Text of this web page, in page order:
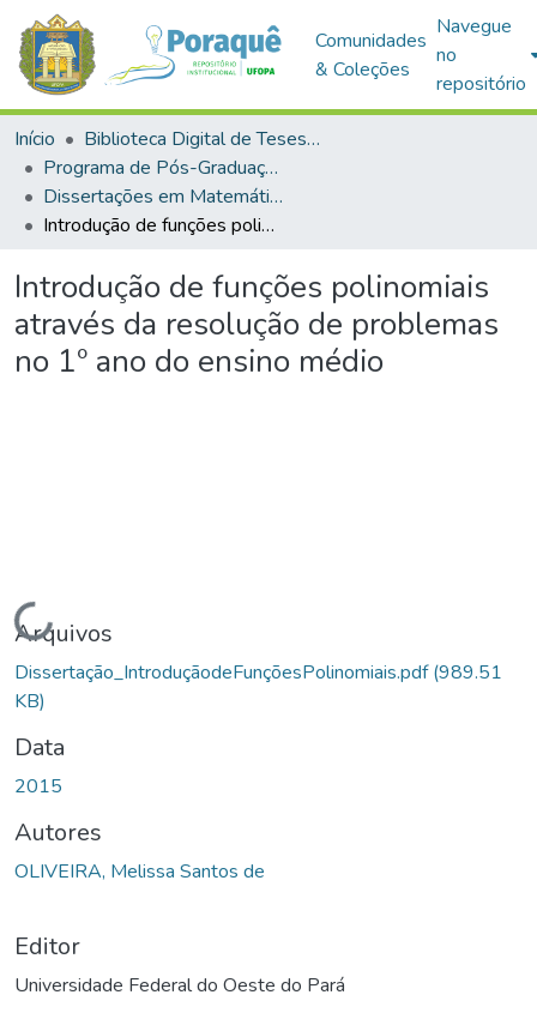
Comunidades
& Coleções
Navegue
no
repositório
Início
Biblioteca Digital de Teses e Dissertações (BDTD)
Programa de Pós-Graduação em Mestrado Profissional em Matemática em Rede Nacional (PROFMAT)
Dissertações em Matemática em Rede Nacional (Mestrado Profissional)
Introdução de funções polinomiais através da resolução de problemas no 1º ano do ensino médio
Introdução de funções polinomiais
através da resolução de problemas
no 1º ano do ensino médio
Carregando...
Arquivos
Dissertação_IntroduçãodeFunçõesPolinomiais.pdf(989.51
KB)
Data
2015
Autores
OLIVEIRA, Melissa Santos de
Editor
Universidade Federal do Oeste do Pará